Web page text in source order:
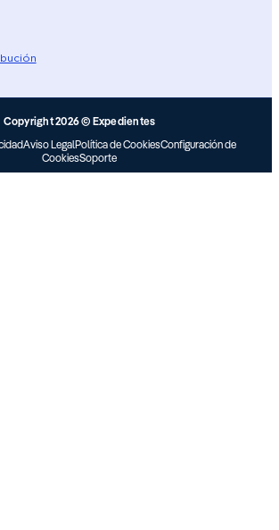
Copyright 2026 © Expedientes
Aviso LegalPolítica de CookiesConfiguración de
CookiesSoporte